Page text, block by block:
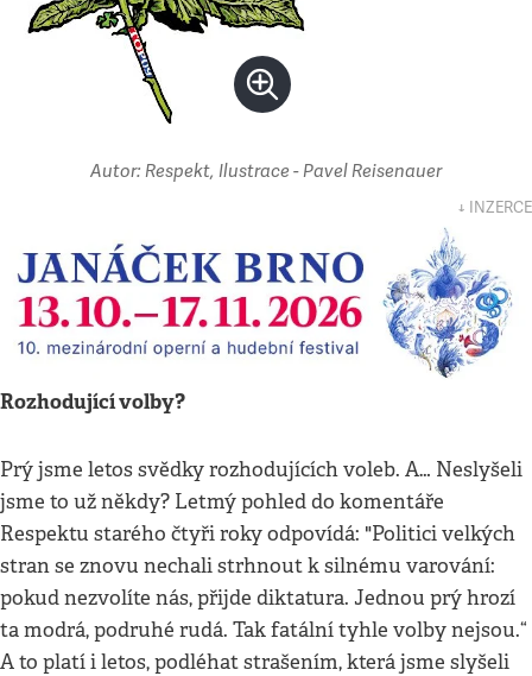
Autor: Respekt, Ilustrace - Pavel Reisenauer
↓ INZERCE
Rozhodující volby?
Prý jsme letos svědky rozhodujících voleb. A… Neslyšeli
jsme to už někdy? Letmý pohled do komentáře
Respektu starého čtyři roky odpovídá: "Politici velkých
stran se znovu nechali strhnout k silnému varování:
pokud nezvolíte nás, přijde diktatura. Jednou prý hrozí
ta modrá, podruhé rudá. Tak fatální tyhle volby nejsou.“
A to platí i letos, podléhat strašením, která jsme slyšeli